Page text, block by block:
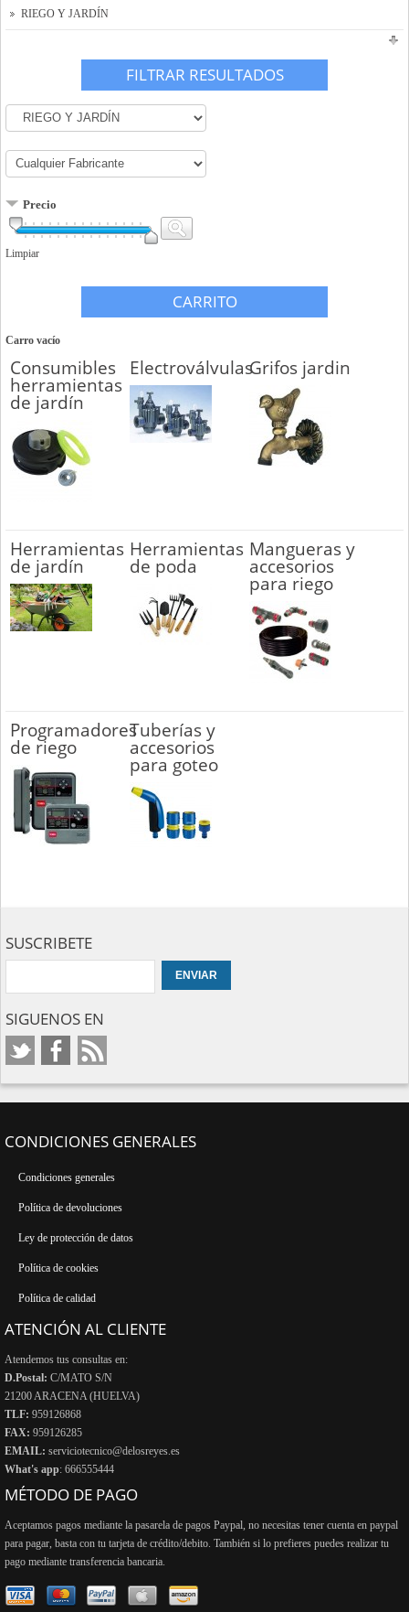
RIEGO Y JARDÍN
FILTRAR RESULTADOS
Precio
Limpiar
CARRITO
Carro vacío
Consumibles
herramientas
de jardín
ElectroválvulasGrifos jardin
Herramientas
de jardín
Herramientas
de poda
Mangueras y
accesorios
para riego
Programadores
de riego
Tuberías y
accesorios
para goteo
SUSCRIBETE
SIGUENOS EN
CONDICIONES GENERALES
Condiciones generales
Política de devoluciones
Ley de protección de datos
Política de cookies
Política de calidad
ATENCIÓN AL CLIENTE
Atendemos tus consultas en:
D.Postal: C/MATO S/N
21200 ARACENA (HUELVA)
TLF: 959126868
FAX: 959126285
EMAIL: serviciotecnico@delosreyes.es
What's app: 666555444
MÉTODO DE PAGO
Aceptamos pagos mediante la pasarela de pagos Paypal, no necesitas tener cuenta en paypal
para pagar, basta con tu tarjeta de crédito/debito. También si lo prefieres puedes realizar tu
pago mediante transferencia bancaria.